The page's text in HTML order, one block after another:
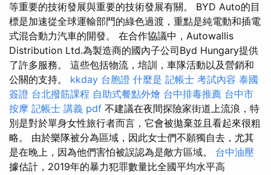
等重要的技術發展與重要的技術發展有關。 BYD Auto的目
標是加速從全球運輸部門的綠色過渡，重點是純電動和插電
式混合動力汽車的開發。 在合作協議中，Autowallis
Distribution Ltd.為製造商的國內子公司Byd Hungary提供
了許多服務。 這些包括物流，培訓，車隊活動以及營銷和
公關的支持。 kkday 台胞證 什麼是 記帳士 考試內容 泰國
簽證 台北撥筋課程 自助式餐點外燴 台中排毒推薦 台中市
按摩 記帳士 講義 pdf 不建議在夜間探險家街道上流浪，特
別是對於單身女性旅行者而言，它會被拋棄並且看起來很粗
略。 由於樂隊被分為區域，因此女士們不願獨自去，尤其
是在晚上，因為他們害怕被誤認為是敵方區域。 台中油壓
據估計，2019年的暴力犯罪數量比全國平均水平高